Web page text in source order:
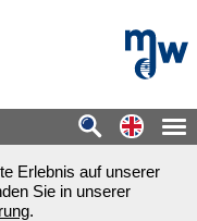
mdw -
Erlebnis auf unserer
Sie in unserer
.